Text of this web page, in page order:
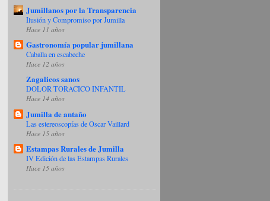
Jumillanos por la Transparencia
Ilusión y Compromiso por Jumilla
Hace 11 años
Gastronomía popular jumillana
Caballa en escabeche
Hace 12 años
Zagalicos sanos
DOLOR TORACICO INFANTIL
Hace 14 años
Jumilla de antaño
Las estereoscopías de Oscar Vaillard
Hace 15 años
Estampas Rurales de Jumilla
IV Edición de las Estampas Rurales
Hace 15 años